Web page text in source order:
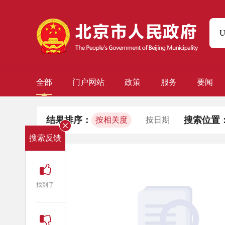
全部 门户网站 政策 服务 要闻
结果排序： 按相关度 按日期 搜索位置
搜索反馈
找到了